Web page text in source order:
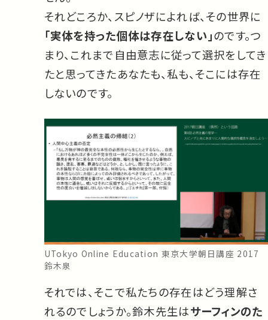
それどころか、スピノザによれば、その世界に
「実体を持った個体は存在しない」のです。つ
まり、これまで自由意志に従って選択をしてき
たと思ってきたあなたも、私も、そこには存在
しないのです。
UTokyo Online Education 東京大学朝日講座 2017
鈴木泉
それでは、そこで私たちの存在はどう理解さ
れるのでしょうか。鈴木先生はサーフィンのた